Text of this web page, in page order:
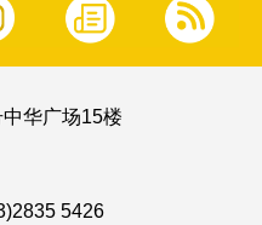
华广场15楼
5426